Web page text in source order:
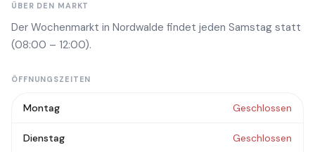
ÜBER DEN MARKT
Der Wochenmarkt in Nordwalde findet jeden Samstag statt
(08:00 – 12:00).
ÖFFNUNGSZEITEN
Montag Geschlossen
Dienstag Geschlossen